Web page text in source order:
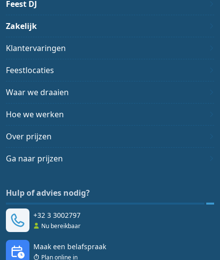
Feest DJ
Zakelijk
Klantervaringen
Feestlocaties
Waar we draaien
Hoe we werken
Over prijzen
Ga naar prijzen
Hulp of advies nodig?
+32 3 3002797
Nu bereikbaar
Maak een belafspraak
Plan online in